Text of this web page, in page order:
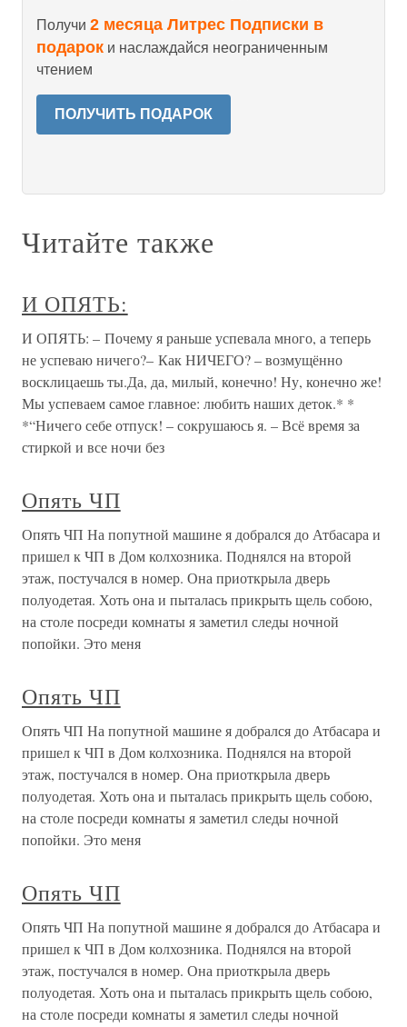
Получи 2 месяца Литрес Подписки в
подарок и наслаждайся неограниченным
чтением
ПОЛУЧИТЬ ПОДАРОК
Читайте также
И ОПЯТЬ:
И ОПЯТЬ: – Почему я раньше успевала много, а теперь
не успеваю ничего?– Как НИЧЕГО? – возмущённо
восклицаешь ты.Да, да, милый, конечно! Ну, конечно же!
Мы успеваем самое главное: любить наших деток.* *
*“Ничего себе отпуск! – сокрушаюсь я. – Всё время за
стиркой и все ночи без
Опять ЧП
Опять ЧП На попутной машине я добрался до Атбасара и
пришел к ЧП в Дом колхозника. Поднялся на второй
этаж, постучался в номер. Она приоткрыла дверь
полуодетая. Хоть она и пыталась прикрыть щель собою,
на столе посреди комнаты я заметил следы ночной
попойки. Это меня
Опять ЧП
Опять ЧП На попутной машине я добрался до Атбасара и
пришел к ЧП в Дом колхозника. Поднялся на второй
этаж, постучался в номер. Она приоткрыла дверь
полуодетая. Хоть она и пыталась прикрыть щель собою,
на столе посреди комнаты я заметил следы ночной
попойки. Это меня
Опять ЧП
Опять ЧП На попутной машине я добрался до Атбасара и
пришел к ЧП в Дом колхозника. Поднялся на второй
этаж, постучался в номер. Она приоткрыла дверь
полуодетая. Хоть она и пыталась прикрыть щель собою,
на столе посреди комнаты я заметил следы ночной